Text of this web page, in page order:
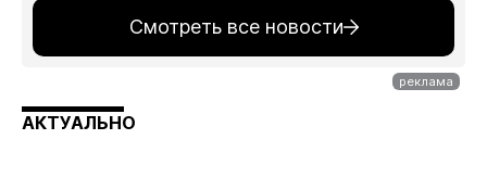
Смотреть все новости
АКТУАЛЬНО